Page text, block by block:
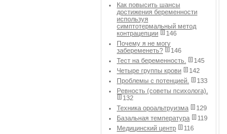
Как повысить шансы
достижения беременности
используя
симптотермальный метод
контрацепции
146
Почему я не могу
забеременеть?
146
Тест на беременность.
145
Четыре группы крови
142
Проблемы с потенцией.
133
Ревность (советы психолога).
132
Техника ороальтруизма
129
Базальная температура
119
Медицинский центр
116